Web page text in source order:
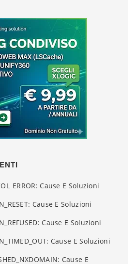
Cause E Soluzioni
Cause E Soluzioni
Cause E Soluzioni
Cause E Soluzioni
Cause E